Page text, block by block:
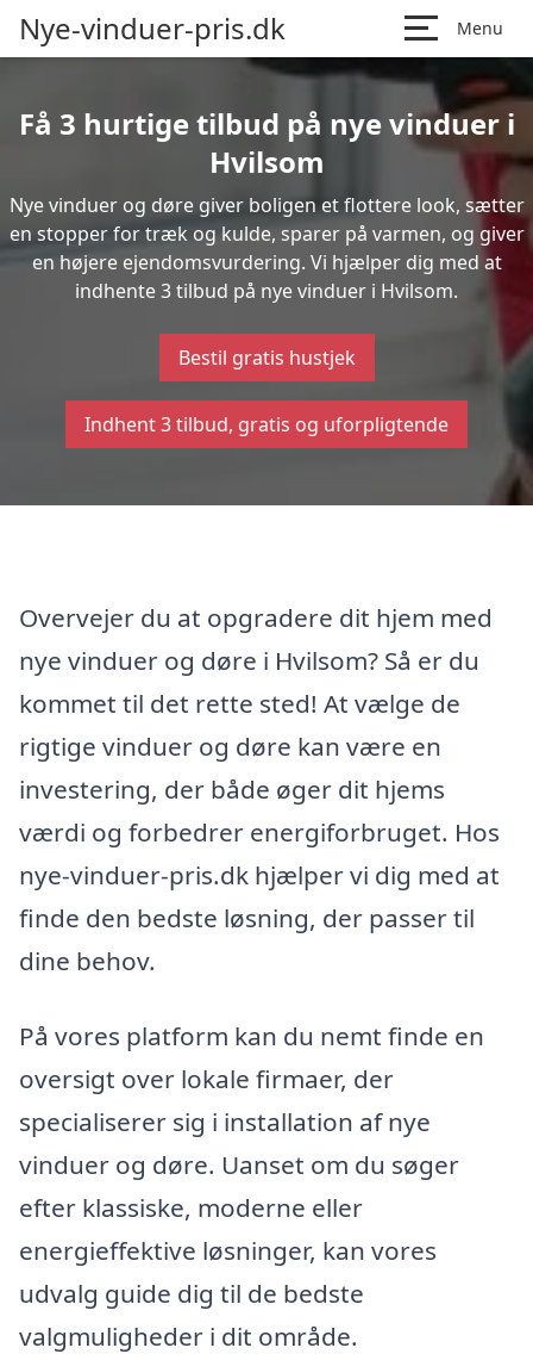
Nye-vinduer-pris.dk Menu
Få 3 hurtige tilbud på nye vinduer i
Hvilsom
Nye vinduer og døre giver boligen et flottere look, sætter
en stopper for træk og kulde, sparer på varmen, og giver
en højere ejendomsvurdering. Vi hjælper dig med at
indhente 3 tilbud på nye vinduer i Hvilsom.
Bestil gratis hustjek
Indhent 3 tilbud, gratis og uforpligtende
Overvejer du at opgradere dit hjem med
nye vinduer og døre i Hvilsom? Så er du
kommet til det rette sted! At vælge de
rigtige vinduer og døre kan være en
investering, der både øger dit hjems
værdi og forbedrer energiforbruget. Hos
nye-vinduer-pris.dk hjælper vi dig med at
finde den bedste løsning, der passer til
dine behov.
På vores platform kan du nemt finde en
oversigt over lokale firmaer, der
specialiserer sig i installation af nye
vinduer og døre. Uanset om du søger
efter klassiske, moderne eller
energieffektive løsninger, kan vores
udvalg guide dig til de bedste
valgmuligheder i dit område.